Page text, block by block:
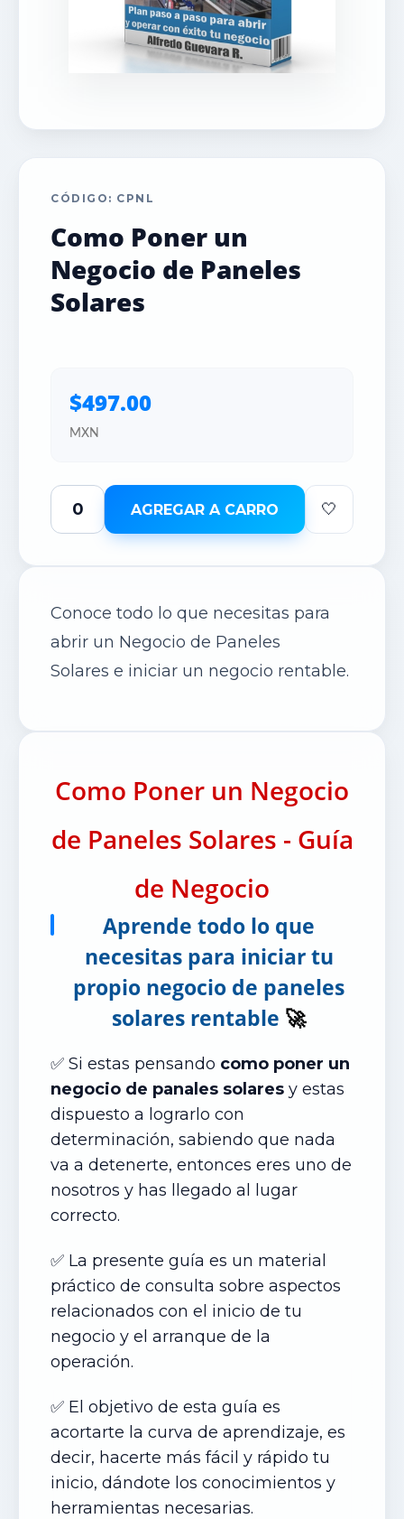
CÓDIGO: CPNL
Como Poner un
Negocio de Paneles
Solares
$497.00
MXN
AGREGAR A CARRO 🤍
Conoce todo lo que necesitas para
abrir un Negocio de Paneles
Solares e iniciar un negocio rentable.
Como Poner un Negocio
de Paneles Solares - Guía
de Negocio
Aprende todo lo que
necesitas para iniciar tu
propio negocio de paneles
solares rentable 🚀
✅ Si estas pensando como poner un
negocio de panales solares y estas
dispuesto a lograrlo con
determinación, sabiendo que nada
va a detenerte, entonces eres uno de
nosotros y has llegado al lugar
correcto.
✅ La presente guía es un material
práctico de consulta sobre aspectos
relacionados con el inicio de tu
negocio y el arranque de la
operación.
✅ El objetivo de esta guía es
acortarte la curva de aprendizaje, es
decir, hacerte más fácil y rápido tu
inicio, dándote los conocimientos y
herramientas necesarias.